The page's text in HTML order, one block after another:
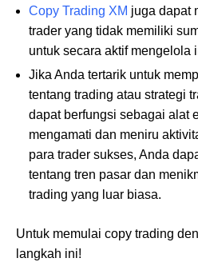
Copy Trading XM juga dapat
trader yang tidak memiliki
untuk secara aktif mengelola
Jika Anda tertarik untuk
tentang trading atau strategi
dapat berfungsi sebagai alat
mengamati dan meniru
para trader sukses, Anda
tentang tren pasar dan
trading yang luar biasa.
Untuk memulai copy trading
langkah ini!